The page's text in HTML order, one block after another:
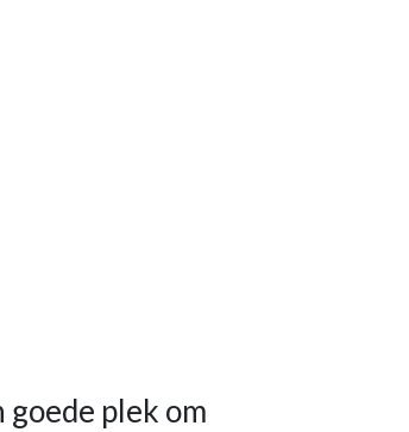
goede plek om